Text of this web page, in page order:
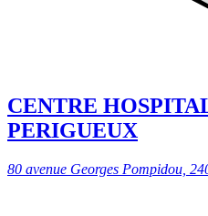
CENTRE
PERIGUEUX
80 avenue Georges Pompidou,